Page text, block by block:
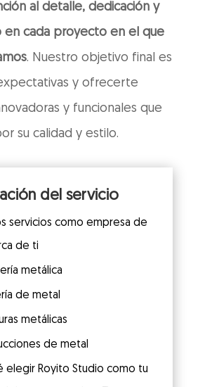
al detalle, dedicación y
en cada proyecto en el que
. Nuestro objetivo final es
y ofrecerte
y funcionales que
su calidad y estilo.
del servicio
servicios como empresa de
de ti
metálica
de metal
metálicas
de metal
elegir Royito Studio como tu